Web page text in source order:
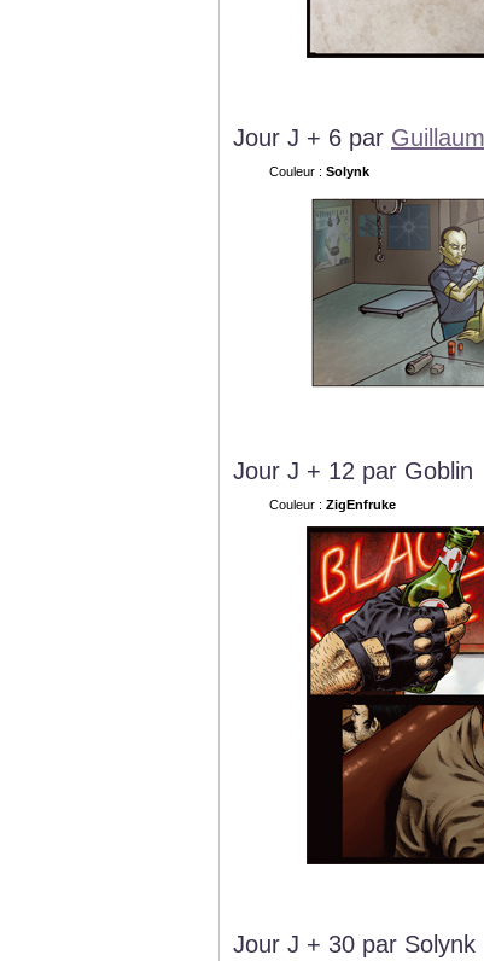
Jour J + 6 par
Couleur : Solynk
Jour J + 12 par Goblin
Couleur : ZigEnfruke
Jour J + 30 par Solynk